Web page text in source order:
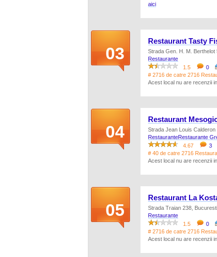
aici
03
Restaurant Tasty
Strada Gen. H. M.
Restaurante
1.5
0
# 2716 de catre 2716
Acest local nu are recenzii
04
Restaurant
Strada Jean Louis
RestauranteRestaurante
4.67
3
# 40 de catre 2716
Acest local nu are recenzii
05
Restaurant La
Strada Traian 238,
Restaurante
1.5
0
# 2716 de catre 2716
Acest local nu are recenzii